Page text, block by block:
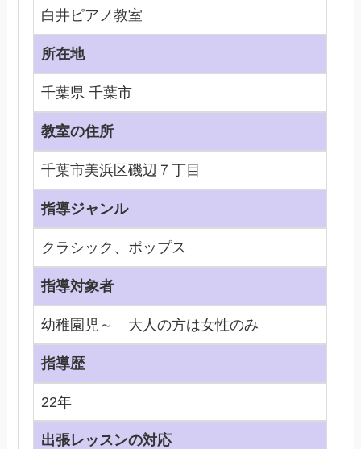
白井ピアノ教室
所在地
千葉県 千葉市
教室の住所
千葉市美浜区磯辺７丁目
指導ジャンル
クラシック、ポップス
指導対象者
幼稚園児～ 大人の方は女性のみ
指導歴
22年
出張レッスンの対応